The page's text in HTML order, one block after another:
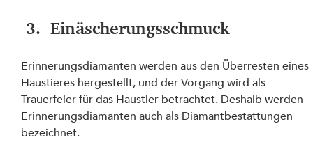
3.  Einäscherungsschmuck
Erinnerungsdiamanten werden aus den Überresten eines
Haustieres hergestellt, und der Vorgang wird als
Trauerfeier für das Haustier betrachtet. Deshalb werden
Erinnerungsdiamanten auch als Diamantbestattungen
bezeichnet.